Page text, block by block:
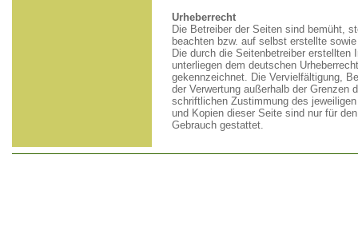
Urheberrecht
Die Betreiber der Seiten sind bemüht,
beachten bzw. auf selbst erstellte
Die durch die Seitenbetreiber
unterliegen dem deutschen
gekennzeichnet. Die Vervielfältigung,
der Verwertung außerhalb der Grenzen
schriftlichen Zustimmung des
und Kopien dieser Seite sind nur für
Gebrauch gestattet.